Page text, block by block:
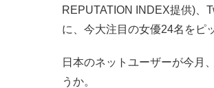
REPUTATION INDEX提供)、
に、今大注目の女優24名をピ
日本のネットユーザーが今月
うか。